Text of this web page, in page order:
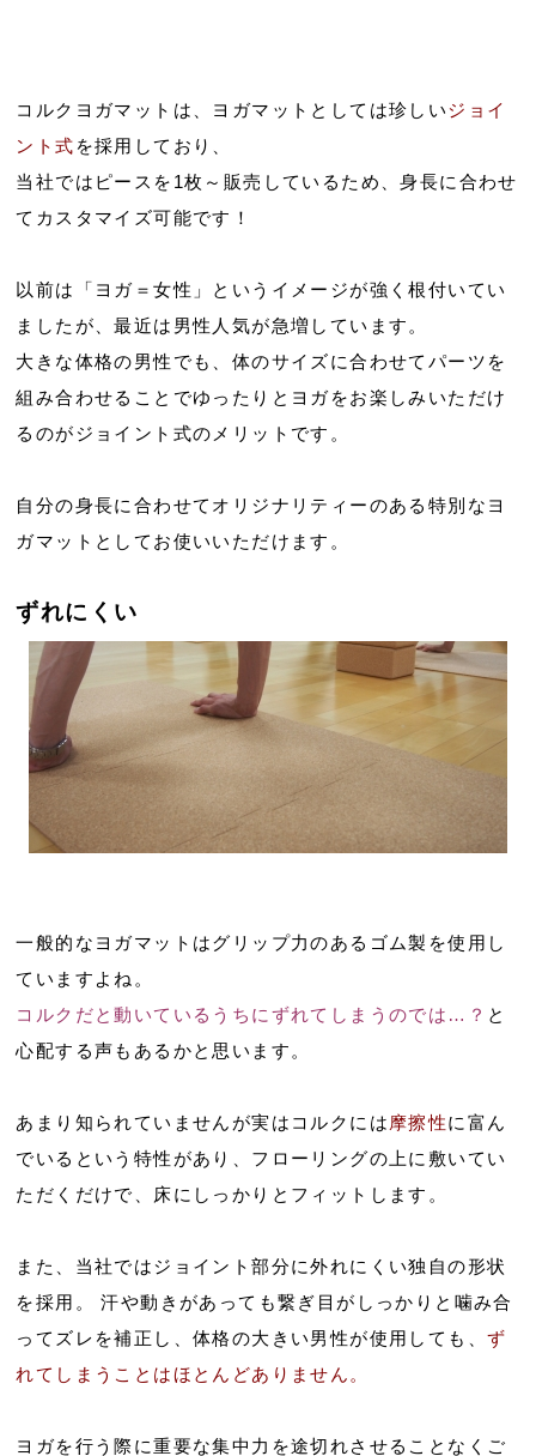
コルクヨガマットは、ヨガマットとしては珍しいジョイ
ント式 を採用しており、
当社ではピースを1枚～販売しているため、身長に合わせ
てカスタマイズ可能です！
以前は「ヨガ＝女性」というイメージが強く根付いてい
ましたが、最近は男性人気が急増しています。
大きな体格の男性でも、体のサイズに合わせてパーツを
組み合わせることでゆったりとヨガをお楽しみいただけ
るのがジョイント式のメリットです。
自分の身長に合わせてオリジナリティーのある特別なヨ
ガマットとしてお使いいただけます。
ずれにくい
一般的なヨガマットはグリップ力のあるゴム製を使用し
ていますよね。
コルクだと動いているうちにずれてしまうのでは…？ と
心配する声もあるかと思います。
あまり知られていませんが実はコルクには摩擦性に富ん
でいるという特性があり、フローリングの上に敷いてい
ただくだけで、床にしっかりとフィットします。
また、当社ではジョイント部分に外れにくい独自の形状
を採用。 汗や動きがあっても繋ぎ目がしっかりと噛み合
ってズレを補正し、体格の大きい男性が使用しても、ず
れてしまうことはほとんどありません。
ヨガを行う際に重要な集中力を途切れさせることなくご